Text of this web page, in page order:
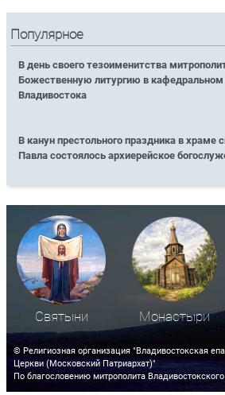
Популярное
В день своего тезоименитства
Божественную литургию в кафедральном
Владивостока
В канун престольного праздника в храме
Павла состоялось архиерейское
Святыни Монастыри
© Религиозная организация "Владивостокская
Церкви (Московский Патриархат)"
По благословению митрополита